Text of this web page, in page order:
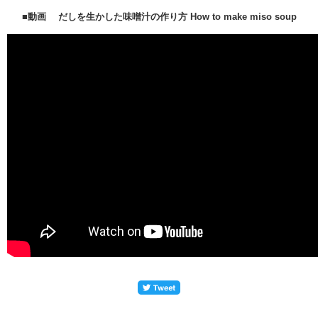
■動画 だしを生かした味噌汁の作り方 How to make miso soup